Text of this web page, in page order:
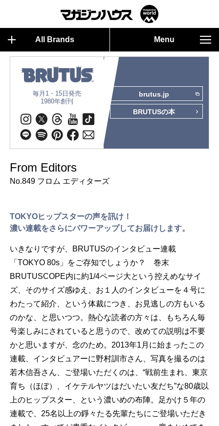
All Brands Menu
毎月1・15日発売
1980年創刊
brutus.jp
BRUTUSの本
From Editors
No.849 フロム エディターズ
TOKYOヒップスターの声を訊け！
濃い連載をさらにパワーアップしてお届けします。
いきなりですが、BRUTUSのインタビュー連載
「TOKYO 80s」をご存知でしょうか？ 巻末
BRUTUSCOPE内に約1/4ページ大という控えめなサイ
ズ、そのサイズ感ゆえ、お１人のインタビューを４号に
わたって紹介、という体裁につき、お見逃しの方もいる
のかな、と思いつつ。熱心な読者の方々は、もちろん毎
号楽しみにされていると思うので、改めての説明は不要
かと思いますが、念のため。2013年1月に始まったこの
連載、インタビュアーに野村訓市さん、写真を撮るのは
若木信吾さん、ご登場いただくのは、“戦前生まれ、東京
育ち（ほぼ）、イケテルヤツはだいたい友だち”な80歳以
上のヒップスター、という濃いめの布陣。足かけ５年の
連載で、25名以上の錚々たる先輩たちにご登場いただき